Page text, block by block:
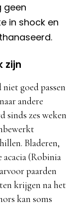
geen
in shock en
zijn
goed passen
andere
sinds zes weken
Bladeren,
acacia (Robinia
paarden
krijgen na het
kan soms